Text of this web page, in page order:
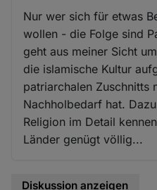
Nur wer sich für etwas
wollen - die Folge sind
geht aus meiner Sicht
die islamische Kultur
patriarchalen Zuschnitts
Nachholbedarf hat.
Religion im Detail
Länder genügt völlig...
Diskussion anzeigen